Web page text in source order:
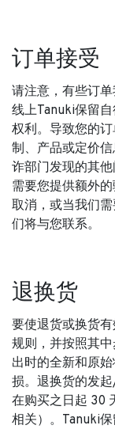
订单接受
请注意，有些订
线上Tanuki保留
权利。导致您的
制、产品或定价
诈部门发现的其
需要您提供额外
取消，或当我们
们将与您联系。
退换货
要使退货或换货
规则，并按照其
出时的全新和原
损。退换货的发
在购买之日起 30
相关）。Tanuki